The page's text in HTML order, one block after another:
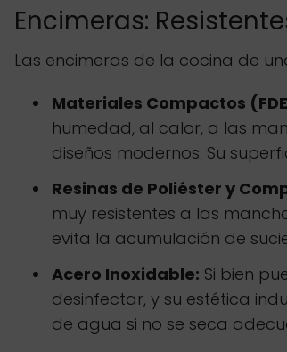
Encimeras:
Las encimeras de la cocina de
Materiales Compactos
humedad, al calor, a las
diseños modernos. Su
Resinas de Poliéster y
muy resistentes a las
evita la acumulación de
Acero Inoxidable: Si bien
desinfectar, y su estética
de agua si no se seca